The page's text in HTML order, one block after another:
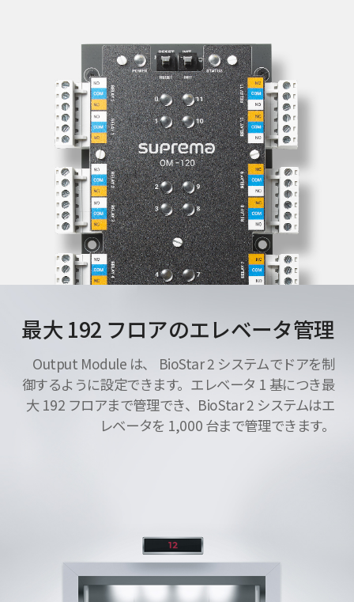
最大 192 フロアのエレベータ管理
Output Module は、 BioStar 2 システムでドアを制
御するように設定できます。エレベータ 1 基につき最
大 192 フロアまで管理でき、BioStar 2 システムはエ
レベータを 1,000 台まで管理できます。